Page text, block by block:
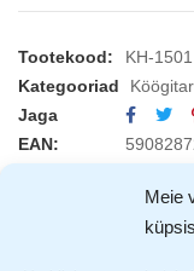
Meie
Tootekood:
KH-1501
Kategooriad
Jaga
EAN: